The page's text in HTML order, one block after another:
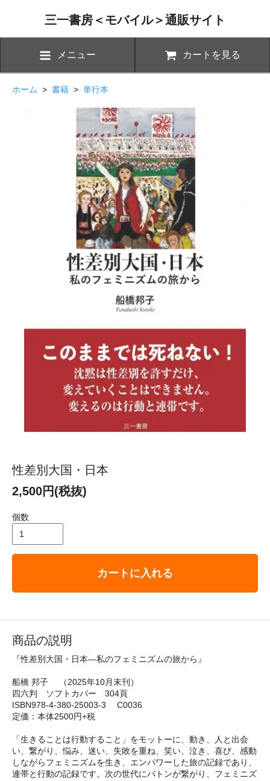
三一書房＜モバイル＞通販サイト
メニュー カートを見る
ホーム > 書籍 > 単行本
性差別大国・日本
2,500円(税抜)
個数
カートに入れる
商品の説明
『性差別大国・日本―私のフェミニズムの旅から』
船橋 邦子 （2025年10月末刊）
四六判 ソフトカバー 304頁
ISBN978-4-380-25003-3 C0036
定価：本体2500円+税
「生きることは行動すること」をモットーに、動き、人と出会
い、繋がり、悩み、迷い、失敗を重ね、笑い、泣き、喜び、感動
しながらフェミニズムを生き、エンパワーした旅の記録であり、
連帯と行動の記録です。次の世代にバトンが繋がり、フェミニズ